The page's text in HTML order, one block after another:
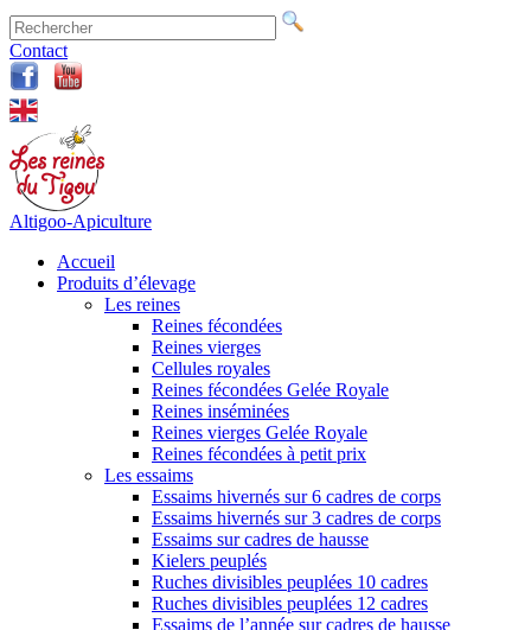
Contact
Altigoo-Apiculture
Accueil
Produits d’élevage
Les reines
Reines fécondées
Reines vierges
Cellules royales
Reines fécondées Gelée Royale
Reines inséminées
Reines vierges Gelée Royale
Reines fécondées à petit prix
Les essaims
Essaims hivernés sur 6 cadres de corps
Essaims hivernés sur 3 cadres de corps
Essaims sur cadres de hausse
Kielers peuplés
Ruches divisibles peuplées 10 cadres
Ruches divisibles peuplées 12 cadres
Essaims de l’année sur cadres de hausse